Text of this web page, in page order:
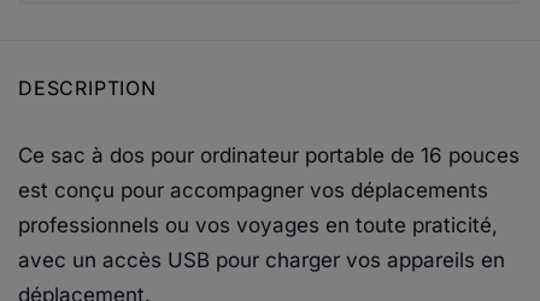
DESCRIPTION
Ce sac à dos pour ordinateur portable de 16 pouces
est conçu pour accompagner vos déplacements
professionnels ou vos voyages en toute praticité,
avec un accès USB pour charger vos appareils en
déplacement.